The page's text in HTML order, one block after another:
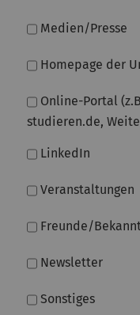
Medien/Presse
Homepage der
studieren.de,
LinkedIn
Veranstaltungen
Freunde/
Newsletter
Sonstiges